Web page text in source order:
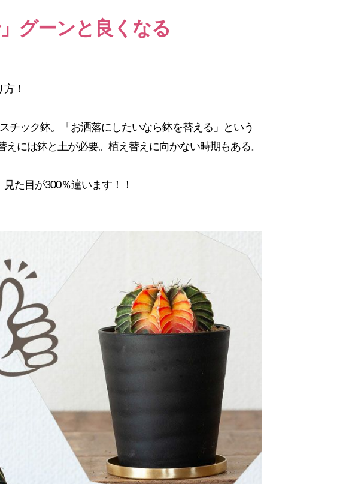
グーンと良くなる
！
チック鉢。「お洒落にしたいなら鉢を替える」という
には鉢と土が必要。植え替えに向かない時期もある。
た目が300％違います！！